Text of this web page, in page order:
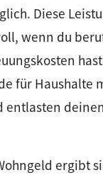
Diese
wenn du
für Haushalte
entlasten
ergibt